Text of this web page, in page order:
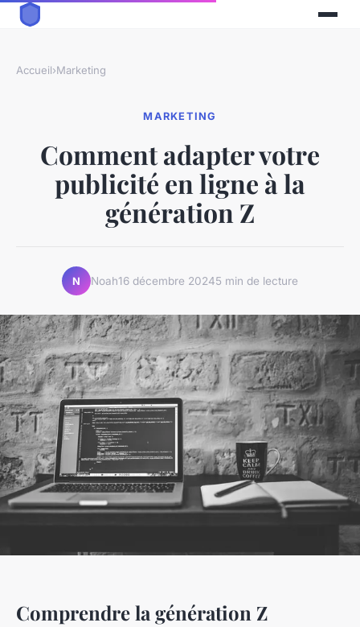
Accueil›Marketing
MARKETING
Comment adapter votre
publicité en ligne à la
génération Z
N Noah16 décembre 20245 min de lecture
Comprendre la génération Z